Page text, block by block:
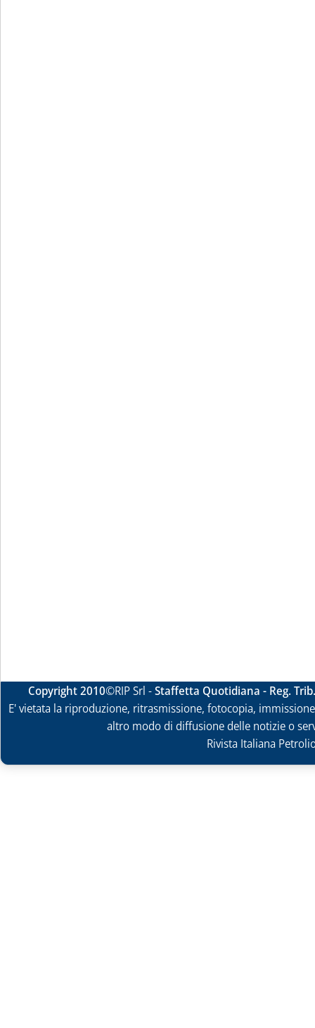
Copyright 2010©RIP Srl -Staffetta Quotidiana - Reg.
E' vietata la riproduzione, ritrasmissione, fotocopia,
altro modo di diffusione delle notizie o
Rivista Italiana